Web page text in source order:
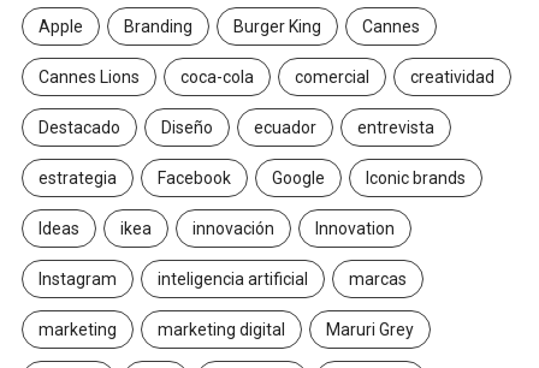
Apple Branding Burger King Cannes
Cannes Lions coca-cola comercial creatividad
Destacado Diseño ecuador entrevista
estrategia Facebook Google Iconic brands
Ideas ikea innovación Innovation
Instagram inteligencia artificial marcas
marketing marketing digital Maruri Grey